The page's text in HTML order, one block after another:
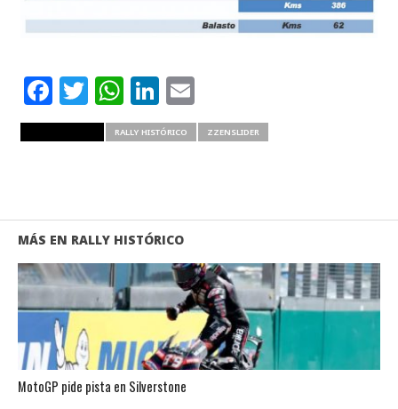
Facebook
Twitter
WhatsApp
LinkedIn
Email
RALLY HISTÓRICO ZZENSLIDER
MÁS EN RALLY HISTÓRICO
MotoGP pide pista en Silverstone